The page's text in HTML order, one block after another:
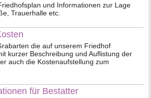
und Informationen zur Lage
Trauerhalle etc.
die auf unserem Friedhof
kurzer Beschreibung und Auflistung der
auch die Kostenaufstellung zum
für Bestatter